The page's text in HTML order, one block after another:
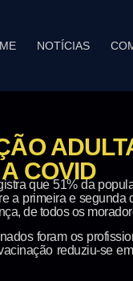
NOTÍCIAS
COVID
que 51% da
a primeira e
de todos os
foram os
reduziu-se